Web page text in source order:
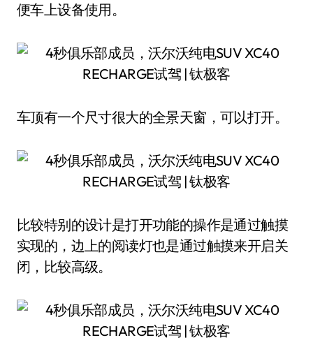
便车上设备使用。
车顶有一个尺寸很大的全景天窗，可以打开。
比较特别的设计是打开功能的操作是通过触摸
实现的，边上的阅读灯也是通过触摸来开启关
闭，比较高级。